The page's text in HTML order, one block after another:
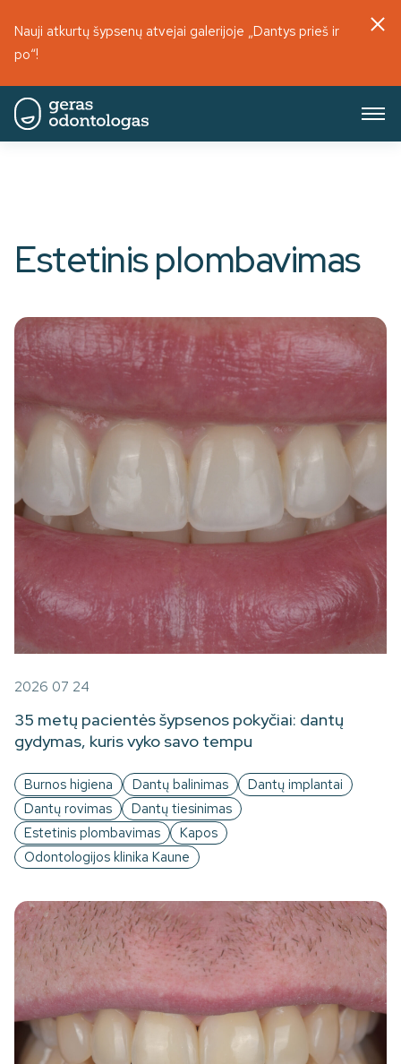
Nauji atkurtų šypsenų atvejai galerijoje „Dantys prieš ir
po“!
Estetinis plombavimas
2026 07 24
35 metų pacientės šypsenos pokyčiai: dantų
gydymas, kuris vyko savo tempu
Burnos higiena Dantų balinimas
Dantų implantai
Dantų rovimas
Dantų tiesinimas
Estetinis plombavimas
Kapos
Odontologijos klinika Kaune